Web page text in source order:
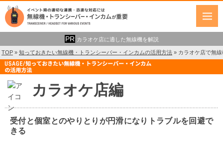
カラオケ店に適した無線機を解説
TOP » 知っておきたい無線機・トランシーバー・インカムの活用方法 » カラオケ店で無
カラオケ店編
受付と個室とのやりとりが円滑になりトラブルを回避で
きる